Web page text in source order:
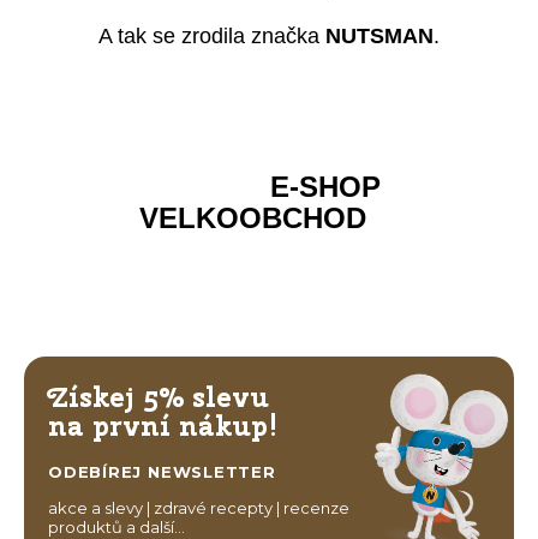
A tak se zrodila značka NUTSMAN.
E-SHOP
VELKOOBCHOD
Získej 5% slevu
na první nákup!
ODEBÍREJ NEWSLETTER
akce a slevy | zdravé recepty | recenze
produktů a další…